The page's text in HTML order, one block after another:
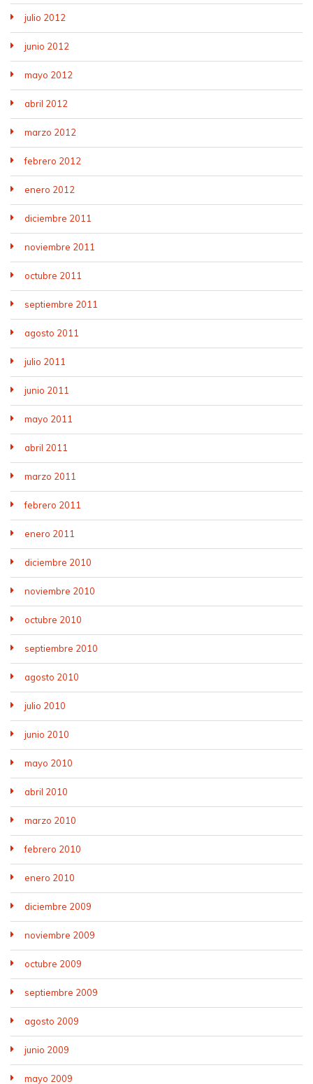
julio 2012
junio 2012
mayo 2012
abril 2012
marzo 2012
febrero 2012
enero 2012
diciembre 2011
noviembre 2011
octubre 2011
septiembre 2011
agosto 2011
julio 2011
junio 2011
mayo 2011
abril 2011
marzo 2011
febrero 2011
enero 2011
diciembre 2010
noviembre 2010
octubre 2010
septiembre 2010
agosto 2010
julio 2010
junio 2010
mayo 2010
abril 2010
marzo 2010
febrero 2010
enero 2010
diciembre 2009
noviembre 2009
octubre 2009
septiembre 2009
agosto 2009
junio 2009
mayo 2009